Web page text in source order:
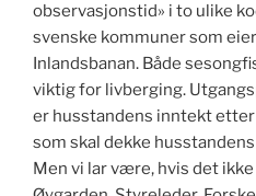
observasjonstid» i to ulike
svenske kommuner som
Inlandsbanan. Både
viktig for livberging.
er husstandens inntekt
som skal dekke
Men vi lar være, hvis det